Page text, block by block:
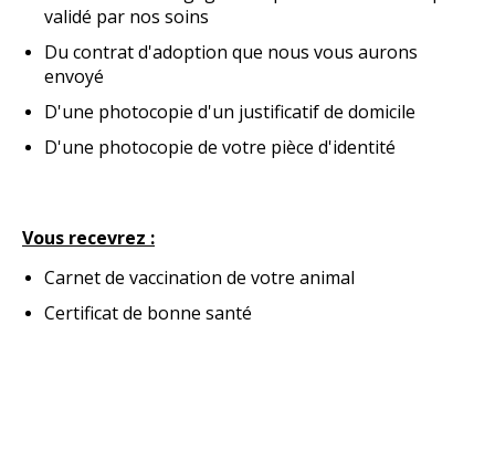
validé par nos soins
Du contrat d'adoption que nous vous aurons
envoyé
D'une photocopie d'un justificatif de domicile
D'une photocopie de votre pièce d'identité
Vous recevrez :
Carnet de vaccination de votre animal
Certificat de bonne santé